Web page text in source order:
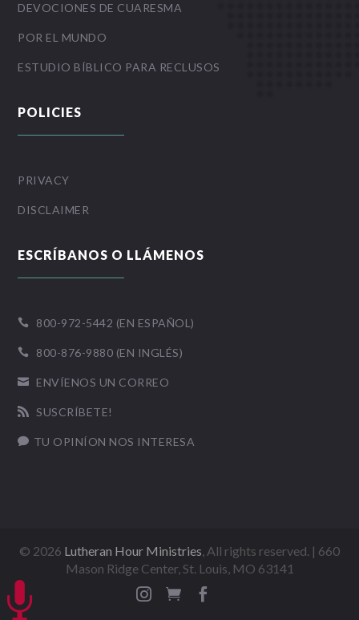
DEVOCIONES DE CUARESMA
POR EL MUNDO
ESTUDIO BÍBLICO PARA RECLUSOS
POLICIES
PRIVACY
DISCLAIMER
ESCRÍBANOS O LLÁMENOS
 800-972-5442 (EN ESPAÑOL)
 800-876-9880 (EN INGLÉS)
 ENVÍENOS UN CORREO
 SUSCRÍBETE!
 TU OPINÍON NOS INTERESA
© 2026 Lutheran Hour Ministries, All rights reserved. | 660
Mason Ridge Center, St. Louis, MO 63141

 
